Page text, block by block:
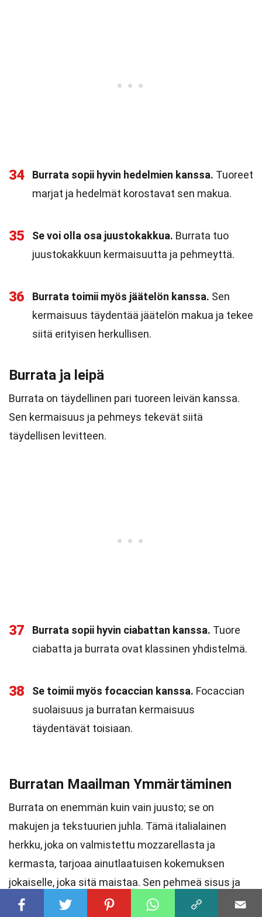
34 Burrata sopii hyvin hedelmien kanssa. Tuoreet
marjat ja hedelmät korostavat sen makua.
35 Se voi olla osa juustokakkua. Burrata tuo
juustokakkuun kermaisuutta ja pehmeyttä.
36 Burrata toimii myös jäätelön kanssa. Sen
kermaisuus täydentää jäätelön makua ja tekee
siitä erityisen herkullisen.
Burrata ja leipä
Burrata on täydellinen pari tuoreen leivän kanssa.
Sen kermaisuus ja pehmeys tekevät siitä
täydellisen levitteen.
37 Burrata sopii hyvin ciabattan kanssa. Tuore
ciabatta ja burrata ovat klassinen yhdistelmä.
38 Se toimii myös focaccian kanssa. Focaccian
suolaisuus ja burratan kermaisuus
täydentävät toisiaan.
Burratan Maailman Ymmärtäminen
Burrata on enemmän kuin vain juusto; se on
makujen ja tekstuurien juhla. Tämä italialainen
herkku, joka on valmistettu mozzarellasta ja
kermasta, tarjoaa ainutlaatuisen kokemuksen
jokaiselle, joka sitä maistaa. Sen pehmeä sisus ja
kermainen maku tekevät siitä täydellisen lisän